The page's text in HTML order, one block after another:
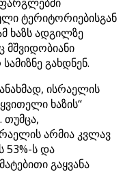
ტერიტორიებისგან
ხაზს ადგილზე
მშვიდობიანი
გახდნენ.
ისრაელის
ხაზის“
არმია კვლავ
53%-ს და
გაყვანა